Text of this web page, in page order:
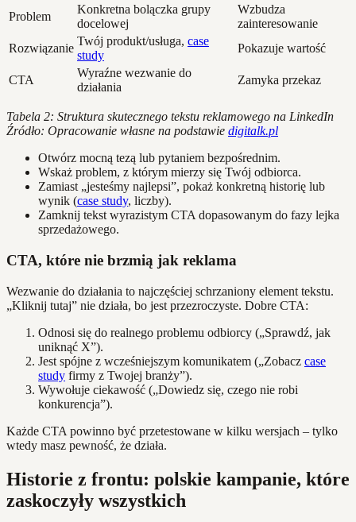
Problem
Konkretna bolączka grupy
docelowej
Wzbudza
zainteresowanie
Rozwiązanie
Twój produkt/usługa, case
study
Pokazuje wartość
CTA
Wyraźne wezwanie do
działania
Zamyka przekaz
Tabela 2: Struktura skutecznego tekstu reklamowego na LinkedIn
Źródło: Opracowanie własne na podstawie digitalk.pl
Otwórz mocną tezą lub pytaniem bezpośrednim.
Wskaż problem, z którym mierzy się Twój odbiorca.
Zamiast „jesteśmy najlepsi”, pokaż konkretną historię lub
wynik (case study, liczby).
Zamknij tekst wyrazistym CTA dopasowanym do fazy lejka
sprzedażowego.
CTA, które nie brzmią jak reklama
Wezwanie do działania to najczęściej schrzaniony element tekstu.
„Kliknij tutaj” nie działa, bo jest przezroczyste. Dobre CTA:
Odnosi się do realnego problemu odbiorcy („Sprawdź, jak
uniknąć X”).
Jest spójne z wcześniejszym komunikatem („Zobacz case
study firmy z Twojej branży”).
Wywołuje ciekawość („Dowiedz się, czego nie robi
konkurencja”).
Każde CTA powinno być przetestowane w kilku wersjach – tylko
wtedy masz pewność, że działa.
Historie z frontu: polskie kampanie, które
zaskoczyły wszystkich